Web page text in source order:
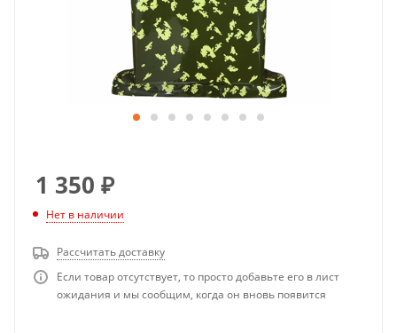
1 350 ₽
Нет в наличии
Рассчитать доставку
Если товар отсутствует, то просто добавьте его в лист
ожидания и мы сообщим, когда он вновь появится